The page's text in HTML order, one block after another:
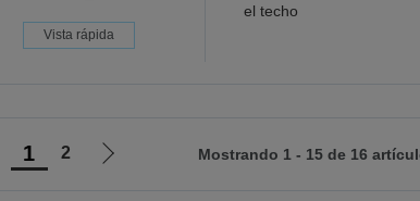
Vista rápida
el techo
1 2
Ir
Mostrando 1 - 15 de 16